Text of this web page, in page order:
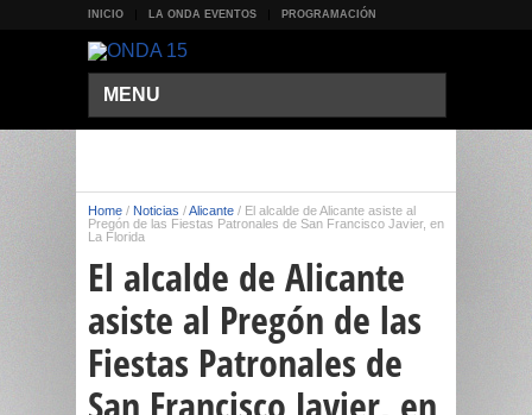
INICIO LA ONDA EVENTOS PROGRAMACIÓN
MENU
Home / Noticias /Alicante / El alcalde de Alicante asiste al
Pregón de las Fiestas Patronales de San Francisco Javier, en
La Florida
El alcalde de Alicante
asiste al Pregón de las
Fiestas Patronales de